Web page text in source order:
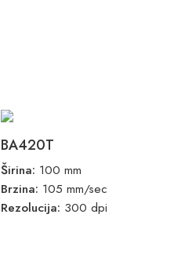
BA420T
Širina: 100 mm
Brzina: 105 mm/sec
Rezolucija: 300 dpi